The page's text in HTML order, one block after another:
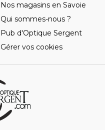
Nos magasins en Savoie
Qui sommes-nous ?
Pub d'Optique Sergent
Gérer vos cookies